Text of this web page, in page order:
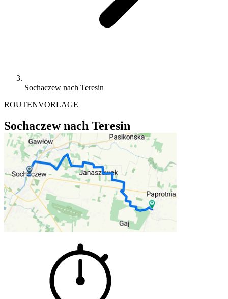
Sochaczew nach Teresin
ROUTENVORLAGE
Sochaczew nach Teresin